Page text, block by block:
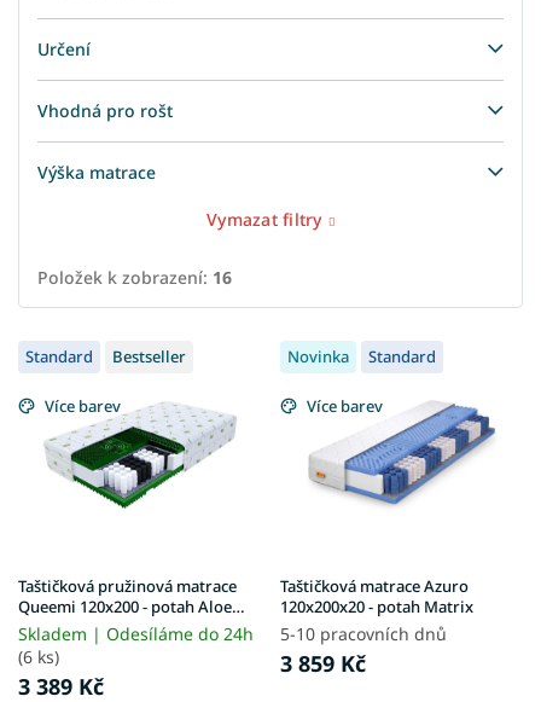
Určení
Vhodná pro rošt
Výška matrace
Vymazat filtry
Položek k zobrazení: 16
V
ý
p
i
u
k
t
ů
Standard Bestseller
Více barev
Taštičková pružinová matrace
Queemi 120x200 - potah Aloe
Vera
Skladem | Odesíláme do 24h
(6 ks)
3 389 Kč
Novinka Standard
Více barev
Taštičková matrace Azuro
120x200x20 - potah Matrix
5-10 pracovních dnů
3 859 Kč